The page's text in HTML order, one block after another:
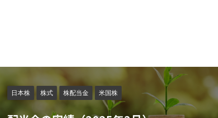
日本株 株式 株配当金 米国株